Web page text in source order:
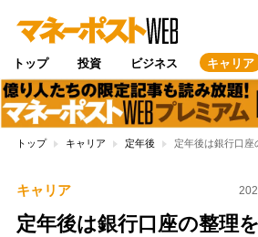
トップ 投資 ビジネス キャリア
トップ キャリア 定年後 定年後は銀行口
キャリア
定年後は銀行口座の整理